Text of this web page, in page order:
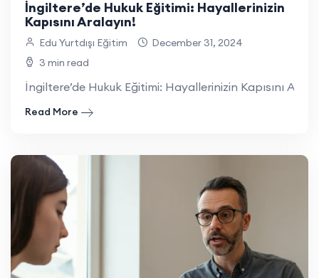
İngiltere’de Hukuk Eğitimi: Hayallerinizin
Kapısını Aralayın!
Edu Yurtdışı Eğitim
December 31, 2024
3 min read
İngiltere’de Hukuk Eğitimi: Hayallerinizin Kapısını
Read More